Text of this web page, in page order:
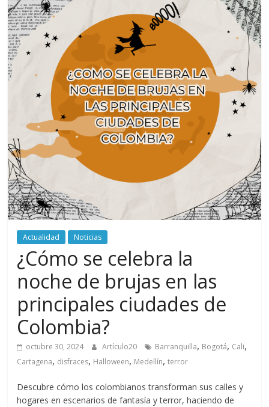
periodismo
digital
del
Politécnico
Grancolombiano
Actualidad Noticias
¿Cómo se celebra la
noche de brujas en las
principales ciudades de
Colombia?
octubre 30, 2024 Artículo20 Barranquilla, Bogotá, Cali,
Cartagena, disfraces, Halloween, Medellín,terror
Descubre cómo los colombianos transforman sus calles y
hogares en escenarios de fantasía y terror, haciendo de